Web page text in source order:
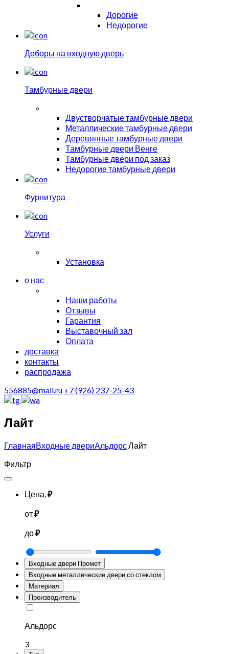
Дорогие
Недорогие
Доборы на входную дверь
Тамбурные двери
Двустворчатые тамбурные двери
Металлические тамбурные двери
Деревянные тамбурные двери
Тамбурные двери Венге
Тамбурные двери под заказ
Недорогие тамбурные двери
Фурнитура
Услуги
Установка
о нас
Наши работы
Отзывы
Гарантия
Выставочный зал
Оплата
доставка
контакты
распродажа
556885@mail.ru +7 (926) 237-25-43
Лайт
ГлавнаяВходные двериАльдорсЛайт
Фильтр
Цена,₽
от₽
до₽
Входные двери Промет
Входные металлические двери со стеклом
Материал
Производитель
Альдорс
3